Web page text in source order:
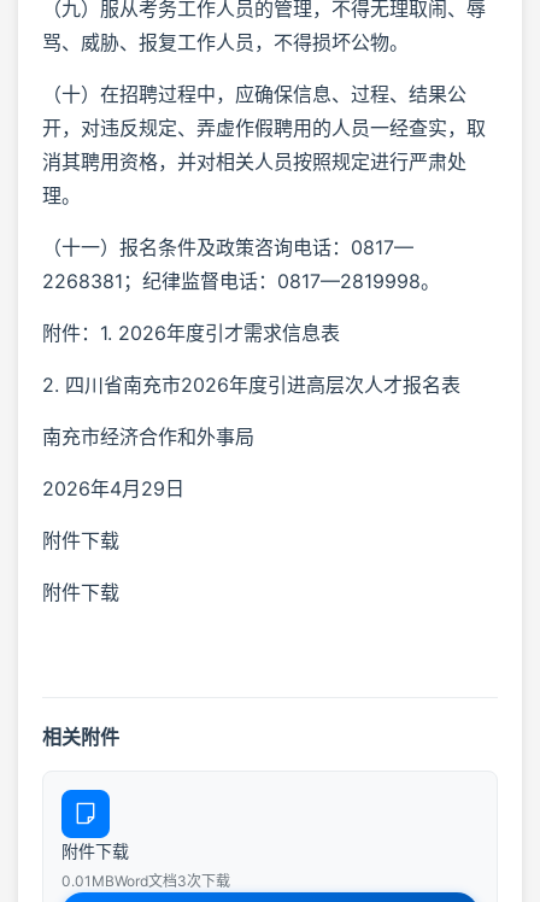
（九）服从考务工作人员的管理，不得无理取闹、辱
骂、威胁、报复工作人员，不得损坏公物。
（十）在招聘过程中，应确保信息、过程、结果公
开，对违反规定、弄虚作假聘用的人员一经查实，取
消其聘用资格，并对相关人员按照规定进行严肃处
理。
（十一）报名条件及政策咨询电话：0817—
2268381；纪律监督电话：0817—2819998。
附件：1. 2026年度引才需求信息表
2. 四川省南充市2026年度引进高层次人才报名表
南充市经济合作和外事局
2026年4月29日
附件下载
附件下载
相关附件
附件下载
0.01MBWord文档3次下载